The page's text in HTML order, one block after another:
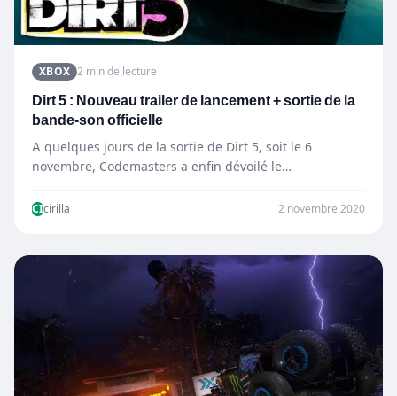
XBOX 2 min de lecture
Dirt 5 : Nouveau trailer de lancement + sortie de la
bande-son officielle
A quelques jours de la sortie de Dirt 5, soit le 6
novembre, Codemasters a enfin dévoilé le…
CIcirilla 2 novembre 2020